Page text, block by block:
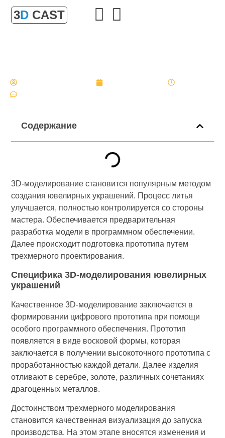
3D CAST
Содержание
3D-моделирование становится популярным методом
создания ювелирных украшений. Процесс литья
улучшается, полностью контролируется со стороны
мастера. Обеспечивается предварительная
разработка модели в программном обеспечении.
Далее происходит подготовка прототипа путем
трехмерного проектирования.
Специфика 3D-моделирования ювелирных
украшений
Качественное 3D-моделирование заключается в
формировании цифрового прототипа при помощи
особого программного обеспечения. Прототип
появляется в виде восковой формы, которая
заключается в получении высокоточного прототипа с
проработанностью каждой детали. Далее изделия
отливают в серебре, золоте, различных сочетаниях
драгоценных металлов.
Достоинством трехмерного моделирования
становится качественная визуализация до запуска
производства. На этом этапе вносятся изменения и